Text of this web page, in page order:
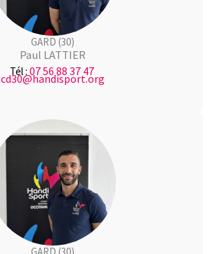
GARD (30)
Paul LATTIER
Tél : 07 56 88 37 47
cd30@handisport.org
GARD (30)